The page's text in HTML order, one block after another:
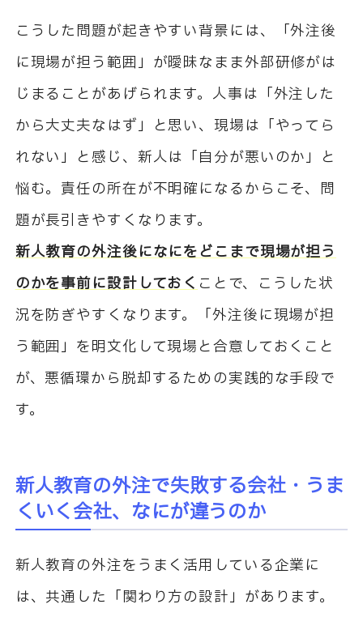
こうした問題が起きやすい背景には、「外注後
に現場が担う範囲」が曖昧なまま外部研修がは
じまることがあげられます。人事は「外注した
から大丈夫なはず」と思い、現場は「やってら
れない」と感じ、新人は「自分が悪いのか」と
悩む。責任の所在が不明確になるからこそ、問
題が長引きやすくなります。
新人教育の外注後になにをどこまで現場が担う
のかを事前に設計しておくことで、こうした状
況を防ぎやすくなります。「外注後に現場が担
う範囲」を明文化して現場と合意しておくこと
が、悪循環から脱却するための実践的な手段で
す。
新人教育の外注で失敗する会社・うま
くいく会社、なにが違うのか
新人教育の外注をうまく活用している企業に
は、共通した「関わり方の設計」があります。